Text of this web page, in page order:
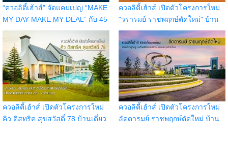
“ควอลิตี้เฮ้าส์” จัดแคมเปญ “MAKE
MY DAY MAKE MY DEAL” กับ 45
โครงการ บนทำเลกรุงเทพฯ
ปริมณฑล ชลบุรี เชียงใหม่
ควอลิตี้เฮ้าส์ เปิดตัวโครงการใหม่
"วรารมย์ ราชพฤกษ์ตัดใหม่" บ้าน
เดี่ยวติดถนนราชพฤกษ์ เปิดจอง
รอบ Pre-Sale วันที่ 29 - 30 ก.ค.
66 รับส่วนลด 1 แสน
ควอลิตี้เฮ้าส์ เปิดตัวโครงการใหม่
คิว ดิสทริค สุขสวัสดิ์ 78 บ้านเดี่ยว
ควอลิตี้เฮ้าส์ เปิดตัวโครงการใหม่
ลัดดารมย์ ราชพฤกษ์ตัดใหม่ บ้าน